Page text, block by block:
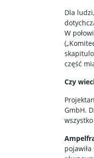
Dla
W
część
Czy
GmbH.